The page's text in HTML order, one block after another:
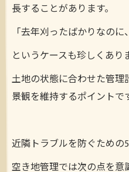
長することがあります。
「去年刈ったばかりなの
というケースも珍しくあり
土地の状態に合わせた管
景観を維持するポイントで
近隣トラブルを防ぐための
空き地管理では次の点を意